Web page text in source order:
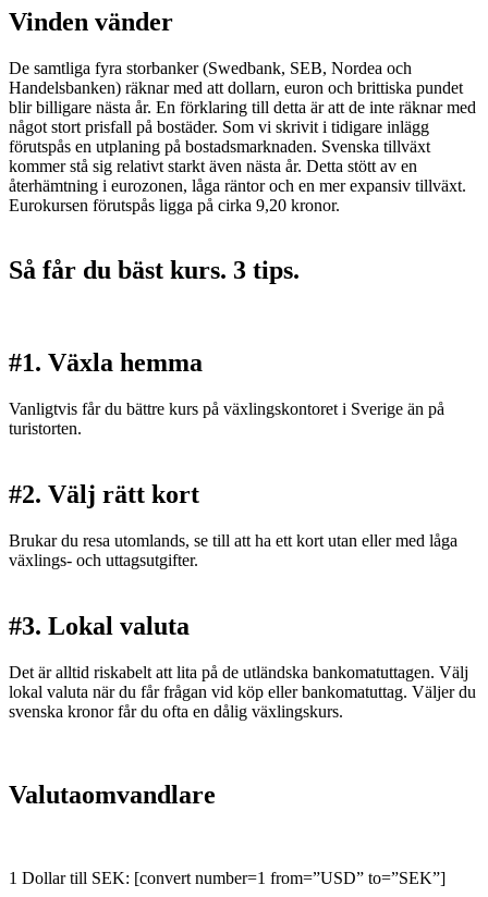
Vinden vänder
De samtliga fyra storbanker (Swedbank, SEB, Nordea och
Handelsbanken) räknar med att dollarn, euron och brittiska pundet
blir billigare nästa år. En förklaring till detta är att de inte räknar med
något stort prisfall på bostäder. Som vi skrivit i tidigare inlägg
förutspås en utplaning på bostadsmarknaden. Svenska tillväxt
kommer stå sig relativt starkt även nästa år. Detta stött av en
återhämtning i eurozonen, låga räntor och en mer expansiv tillväxt.
Eurokursen förutspås ligga på cirka 9,20 kronor.
Så får du bäst kurs. 3 tips.
#1. Växla hemma
Vanligtvis får du bättre kurs på växlingskontoret i Sverige än på
turistorten.
#2. Välj rätt kort
Brukar du resa utomlands, se till att ha ett kort utan eller med låga
växlings- och uttagsutgifter.
#3. Lokal valuta
Det är alltid riskabelt att lita på de utländska bankomatuttagen. Välj
lokal valuta när du får frågan vid köp eller bankomatuttag. Väljer du
svenska kronor får du ofta en dålig växlingskurs.
Valutaomvandlare
1 Dollar till SEK: [convert number=1 from=”USD” to=”SEK”]